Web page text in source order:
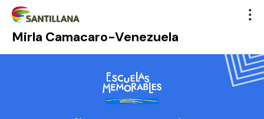
Mirla Camacaro-Venezuela